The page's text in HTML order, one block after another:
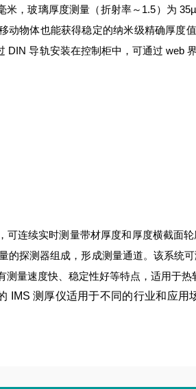
，玻璃厚度测量（折射率～1.5）为
物体也能获得稳定的纳米级精确厚度
导轨安装在控制柜中，可通过 web
可连续实时测量带材厚度和厚度横截面
的探测器组成，形成测量通道。该系统
量速度快、稳定性好等特点，适用于热
IMS 测厚仪适用于不同的行业和应用